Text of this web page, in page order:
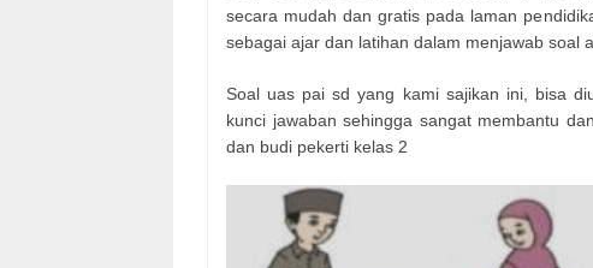
secara mudah dan gratis pada laman
sebagai ajar dan latihan dalam menjawab soal
Soal uas pai sd yang kami sajikan ini, bisa
kunci jawaban sehingga sangat membantu
dan budi pekerti kelas 2